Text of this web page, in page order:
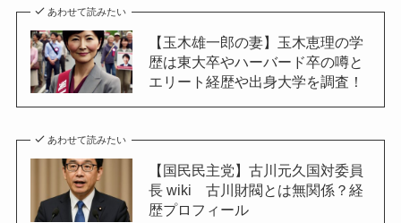
あわせて読みたい
【玉木雄一郎の妻】玉木恵理の学
歴は東大卒やハーバード卒の噂と
エリート経歴や出身大学を調査！
あわせて読みたい
【国民民主党】古川元久国対委員
長 wiki 古川財閥とは無関係？経
歴プロフィール